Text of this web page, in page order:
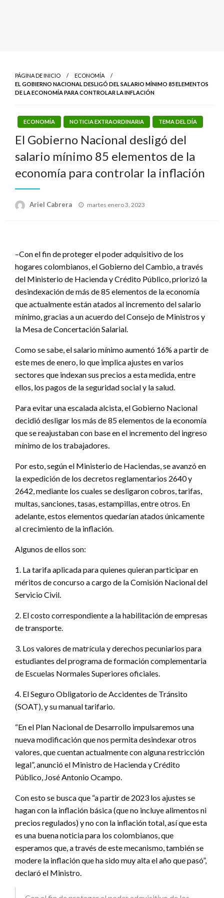
PÁGINA DE INICIO
ECONOMÍA
EL GOBIERNO NACIONAL DESLIGÓ DEL SALARIO MÍNIMO 85 ELEMENTOS
DE LA ECONOMÍA PARA CONTROLAR LA INFLACIÓN
ECONOMÍA NOTICIA EXTRAORDINARIA TEMA DEL DÍA
El Gobierno Nacional desligó del
salario mínimo 85 elementos de la
economía para controlar la inflación
Ariel Cabrera
Publicado
martes enero 3, 2023
–Con el fin de proteger el poder adquisitivo de los
hogares colombianos, el Gobierno del Cambio, a través
del Ministerio de Hacienda y Crédito Público, priorizó la
desindexación de más de 85 elementos de la economía
que actualmente están atados al incremento del salario
mínimo, gracias a un acuerdo del Consejo de Ministros y
la Mesa de Concertación Salarial.
Como se sabe, el salario mínimo aumentó 16% a partir de
este mes de enero, lo que implica ajustes en varios
sectores que indexan sus precios a esta medida, entre
ellos, los pagos de la seguridad social y la salud.
Para evitar una escalada alcista, el Gobierno Nacional
decidió desligar los más de 85 elementos de la economía
que se reajustaban con base en el incremento del ingreso
mínimo de los trabajadores.
Por esto, según el Ministerio de Haciendas, se avanzó en
la expedición de los decretos reglamentarios 2640 y
2642, mediante los cuales se desligaron cobros, tarifas,
multas, sanciones, tasas, estampillas, entre otros. En
adelante, estos elementos quedarían atados únicamente
al crecimiento de la inflación.
Algunos de ellos son:
1. La tarifa aplicada para quienes quieran participar en
méritos de concurso a cargo de la Comisión Nacional del
Servicio Civil.
2. El costo correspondiente a la habilitación de empresas
de transporte.
3. Los valores de matrícula y derechos pecuniarios para
estudiantes del programa de formación complementaria
de Escuelas Normales Superiores oficiales.
4. El Seguro Obligatorio de Accidentes de Tránsito
(SOAT), y su manual tarifario.
“En el Plan Nacional de Desarrollo impulsaremos una
nueva modificación que nos permita desindexar otros
valores, que cuentan actualmente con alguna restricción
legal”, anunció el Ministro de Hacienda y Crédito
Público, José Antonio Ocampo.
Con esto se busca que “a partir de 2023 los ajustes se
hagan con la inflación básica (que no incluye alimentos ni
precios regulados) y no con la inflación total, así que esta
es una buena noticia para los colombianos, que
esperamos que, a través de este mecanismo, también se
modere la inflación que ha sido muy alta el año que pasó”,
declaró el Ministro.